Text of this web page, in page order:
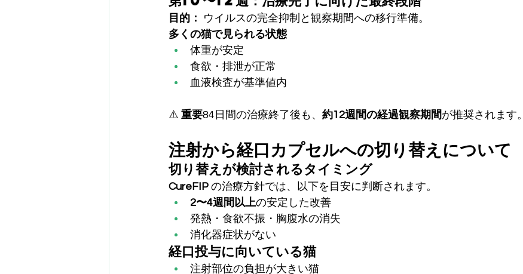
目的：
ウイルスの完全抑制と観察期間への移行準備。
多くの猫で見られる状態
体重が安定
食欲・排泄が正常
血液検査が基準値内
⚠️ 重要84日間の治療終了後も、 約12週間の経過観察期間が推奨されます。
注射から経口カプセルへの切り替えについて
切り替えが検討されるタイミング
CureFIP の治療方針では、以下を目安に判断されます。
2〜4週間以上の安定した改善
発熱・食欲不振・胸腹水の消失
消化器症状がない
経口投与に向いている猫
注射部位の負担が大きい猫